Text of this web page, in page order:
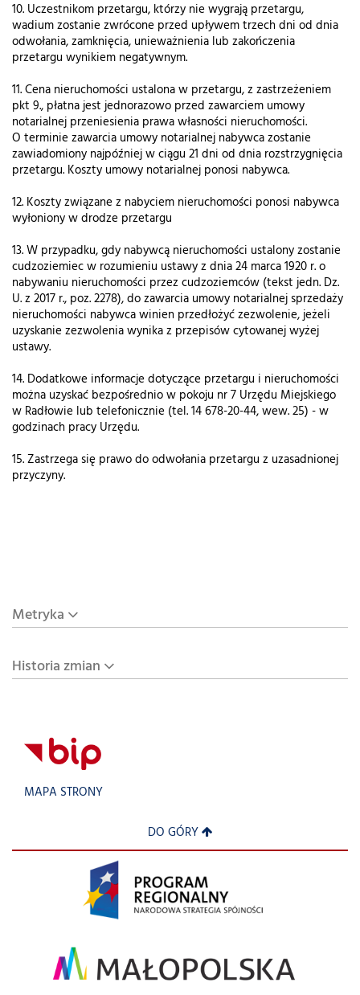
10. Uczestnikom przetargu, którzy nie wygrają przetargu,
wadium zostanie zwrócone przed upływem trzech dni od dnia
odwołania, zamknięcia, unieważnienia lub zakończenia
przetargu wynikiem negatywnym.
11. Cena nieruchomości ustalona w przetargu, z zastrzeżeniem
pkt 9., płatna jest jednorazowo przed zawarciem umowy
notarialnej przeniesienia prawa własności nieruchomości.
O terminie zawarcia umowy notarialnej nabywca zostanie
zawiadomiony najpóźniej w ciągu 21 dni od dnia rozstrzygnięcia
przetargu. Koszty umowy notarialnej ponosi nabywca.
12. Koszty związane z nabyciem nieruchomości ponosi nabywca
wyłoniony w drodze przetargu
13. W przypadku, gdy nabywcą nieruchomości ustalony zostanie
cudzoziemiec w rozumieniu ustawy z dnia 24 marca 1920 r. o
nabywaniu nieruchomości przez cudzoziemców (tekst jedn. Dz.
U. z 2017 r., poz. 2278), do zawarcia umowy notarialnej sprzedaży
nieruchomości nabywca winien przedłożyć zezwolenie, jeżeli
uzyskanie zezwolenia wynika z przepisów cytowanej wyżej
ustawy.
14. Dodatkowe informacje dotyczące przetargu i nieruchomości
można uzyskać bezpośrednio w pokoju nr 7 Urzędu Miejskiego
w Radłowie lub telefonicznie (tel. 14 678-20-44, wew. 25) - w
godzinach pracy Urzędu.
15. Zastrzega się prawo do odwołania przetargu z uzasadnionej
przyczyny.
Metryka
Historia zmian
MAPA STRONY
DO GÓRY